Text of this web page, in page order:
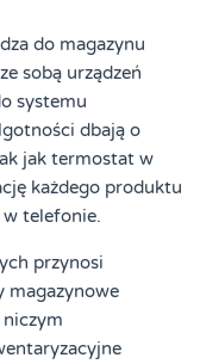
do magazynu
sobą urządzeń
systemu
dbają o
jak termostat w
każdego produktu
w telefonie.
przynosi
magazynowe
niczym